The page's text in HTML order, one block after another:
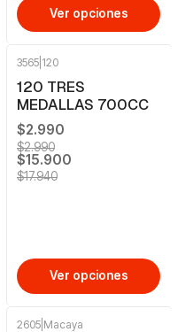
Ver opciones
3565 120
120 TRES
MEDALLAS 700CC
$2.990
$2.990
$15.900
$17.940
Ver opciones
2605 Macaya